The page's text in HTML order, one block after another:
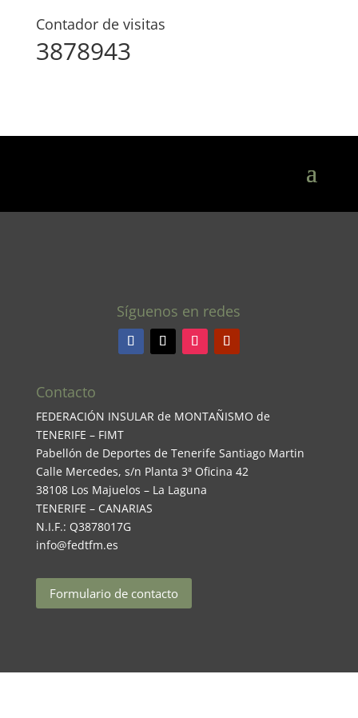
Contador de visitas
3878943
Síguenos en redes
Contacto
FEDERACIÓN INSULAR de MONTAÑISMO de
TENERIFE – FIMT
Pabellón de Deportes de Tenerife Santiago Martin
Calle Mercedes, s/n Planta 3ª Oficina 42
38108 Los Majuelos – La Laguna
TENERIFE – CANARIAS
N.I.F.: Q3878017G
info@fedtfm.es
Formulario de contacto